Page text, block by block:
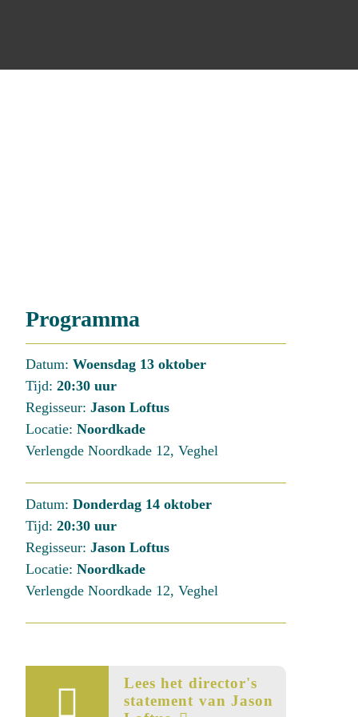
Programma
Datum:Woensdag 13 oktober
Tijd:20:30 uur
Regisseur:Jason Loftus
Locatie:Noordkade
Verlengde Noordkade 12, Veghel
Datum:Donderdag 14 oktober
Tijd:20:30 uur
Regisseur:Jason Loftus
Locatie:Noordkade
Verlengde Noordkade 12, Veghel
Lees
het
Lees het director's
statement van Jason